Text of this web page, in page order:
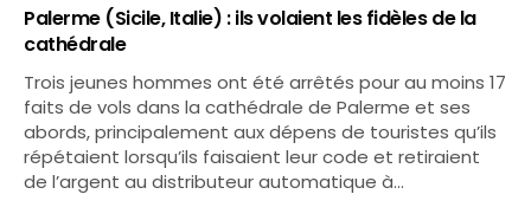
Palerme (Sicile, Italie) : ils volaient les fidèles de la
cathédrale
Trois jeunes hommes ont été arrêtés pour au moins 17
faits de vols dans la cathédrale de Palerme et ses
abords, principalement aux dépens de touristes qu’ils
répétaient lorsqu’ils faisaient leur code et retiraient
de l’argent au distributeur automatique à…